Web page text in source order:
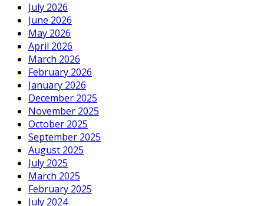
July 2026
June 2026
May 2026
April 2026
March 2026
February 2026
January 2026
December 2025
November 2025
October 2025
September 2025
August 2025
July 2025
March 2025
February 2025
July 2024